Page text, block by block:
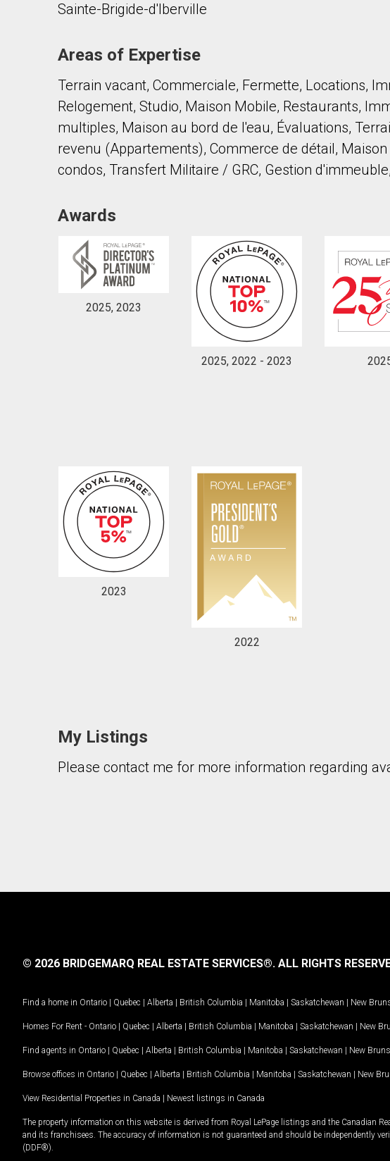
Sainte-Brigide-d'Iberville
Areas of Expertise
Terrain vacant, Commerciale, Fermette, Locations,
Relogement, Studio, Maison Mobile, Restaurants,
multiples, Maison au bord de l'eau, Évaluations,
revenu (Appartements), Commerce de détail,
condos, Transfert Militaire / GRC, Gestion
Awards
2025, 2023
2025, 2022 - 2023
2023
2022
My Listings
Please contact me for more information regarding
© 2026 BRIDGEMARQ REAL ESTATE SERVICES®. ALL RIGHTS
Find a home in Ontario Quebec Alberta British Columbia Manitoba Saskatchewan New
Homes For Rent - Ontario Quebec Alberta British Columbia Manitoba Saskatchewan New
Find agents in Ontario Quebec Alberta British Columbia Manitoba Saskatchewan New
Browse offices in Ontario Quebec Alberta British Columbia Manitoba Saskatchewan New
View Residential Properties in Canada Newest listings in Canada
The property information on this website is derived from Royal LePage listings and the Canadian
and its franchisees. The accuracy of information is not guaranteed and should be independently
(DDF®).